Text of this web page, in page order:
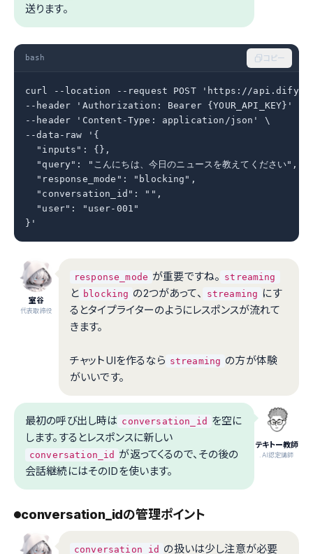
送ります。
bash コピー
curl --location --request POST 'https://
--header 'Authorization: Bearer {YOUR_API_KEY}' \
--header 'Content-Type: application/json' \
--data-raw '{
  "inputs": {},
  "query": "こんにちは、今日のニュースを教えてください",
  "response_mode": "blocking",
  "conversation_id": "",
  "user": "user-001"
}'
室谷
代表取締役
response_mode が重要ですね。 streaming
と blocking の2つがあって、 streaming にす
るとタイプライターのようにレスポンスが流れて
きます。
チャットUIを作るなら streaming の方が体験
がいいです。
テキトー教師
.AI認定講師
最初の呼び出し時は conversation_id を空に
します。するとレスポンスに新しい
conversation_id が返ってくるので、その後の
会話継続にはそのIDを使います。
conversation_idの管理ポイント
conversation_id の扱いは少し注意が必要